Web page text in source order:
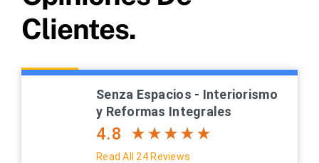
Clientes.
Senza Espacios - Interiorismo
y Reformas Integrales
4.8
Read All 24 Reviews